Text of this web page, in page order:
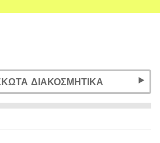
ΔΙΑΚΟΣΜΗΤΙΚΆ